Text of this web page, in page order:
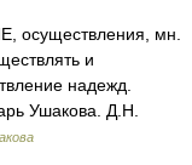
мн.
и
надежд.
Ушакова. Д.Н.